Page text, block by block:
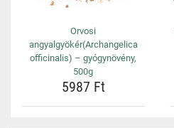
Orvosi
angyalgyökér(Archangelica
officinalis) – gyógynövény,
500g
5987 Ft